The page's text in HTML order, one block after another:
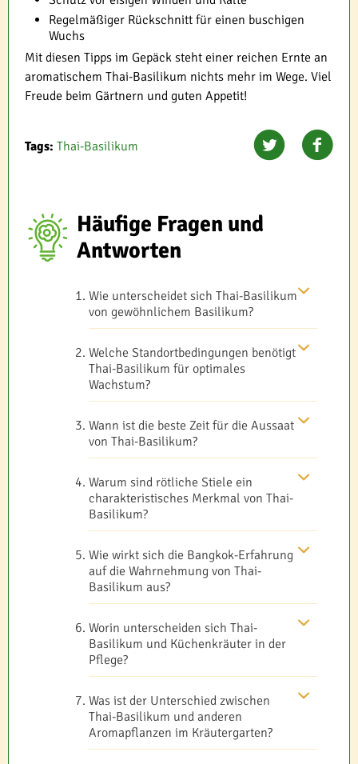
Regelmäßiger Rückschnitt für einen buschigen
Wuchs
Mit diesen Tipps im Gepäck steht einer reichen Ernte an
aromatischem Thai-Basilikum nichts mehr im Wege. Viel
Freude beim Gärtnern und guten Appetit!
Tags: Thai-Basilikum
Häufige Fragen und
Antworten
Wie unterscheidet sich Thai-Basilikum
von gewöhnlichem Basilikum?
Welche Standortbedingungen benötigt
Thai-Basilikum für optimales
Wachstum?
Wann ist die beste Zeit für die Aussaat
von Thai-Basilikum?
Warum sind rötliche Stiele ein
charakteristisches Merkmal von Thai-
Basilikum?
Wie wirkt sich die Bangkok-Erfahrung
auf die Wahrnehmung von Thai-
Basilikum aus?
Worin unterscheiden sich Thai-
Basilikum und Küchenkräuter in der
Pflege?
Was ist der Unterschied zwischen
Thai-Basilikum und anderen
Aromapflanzen im Kräutergarten?